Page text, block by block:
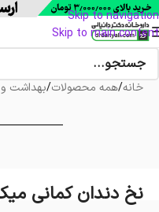
Skip to navigation
Skip to main content
خانه/همه محصولات/بهداشت و
نخ دندان کمانی میکرو